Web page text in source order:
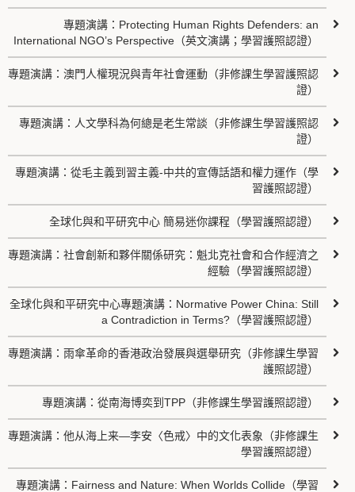
專題演講：Protecting Human Rights Defenders: an
International NGO’s Perspective（英文演講；學習護照認證）
專題演講：澳門人權現況與青年社會運動（非修課生學習護照認
證）
專題演講：人文學科為何總是老生常談（非修課生學習護照認
證）
專題演講：從毛主義到習主義-中共的宣傳話語和權力運作（學
習護照認證）
全球化與和平研究中心 簡易迷你課程（學習護照認證）
專題演講：社會創新和夥伴關係研究：魁北克社會和合作經濟之
經驗（學習護照認證）
全球化與和平研究中心專題演講：Normative Power China: Still
a Contradiction in Terms?（學習護照認證）
專題演講：雨傘革命的香港政治發展與選舉研究（非修課生學習
護照認證）
專題演講：從南海博奕到TPP（非修課生學習護照認證）
專題演講：他从海上来—李安〈色戒〉中的文化表象（非修課生
學習護照認證）
專題演講：Fairness and Nature: When Worlds Collide（學習